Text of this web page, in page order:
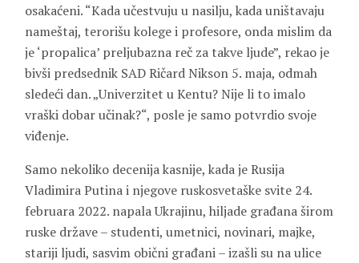
osakaćeni. “Kada učestvuju u nasilju, kada uništavaju
nameštaj, terorišu kolege i profesore, onda mislim da
je ‘propalica’ preljubazna reč za takve ljude”, rekao je
bivši predsednik SAD Ričard Nikson 5. maja, odmah
sledeći dan. „Univerzitet u Kentu? Nije li to imalo
vraški dobar učinak?“, posle je samo potvrdio svoje
viđenje.
Samo nekoliko decenija kasnije, kada je Rusija
Vladimira Putina i njegove ruskosvetaške svite 24.
februara 2022. napala Ukrajinu, hiljade građana širom
ruske države – studenti, umetnici, novinari, majke,
stariji ljudi, sasvim obični građani – izašli su na ulice